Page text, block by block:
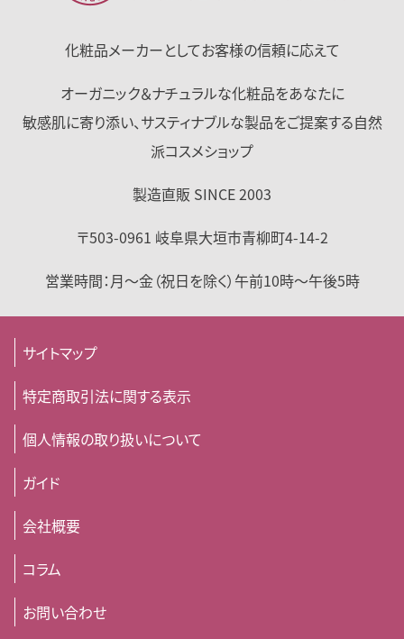
化粧品メーカーとしてお客様の信頼に応えて
オーガニック＆ナチュラルな化粧品をあなたに
敏感肌に寄り添い、サスティナブルな製品をご提案する自然
派コスメショップ
製造直販 SINCE 2003
〒503-0961 岐阜県大垣市青柳町4-14-2
営業時間：月～金（祝日を除く）午前10時～午後5時
サイトマップ
特定商取引法に関する表示
個人情報の取り扱いについて
ガイド
会社概要
コラム
お問い合わせ